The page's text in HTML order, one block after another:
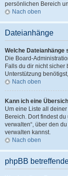
persönlichen Bereich
Nach oben
Dateianhänge
Welche Dateianhänge
Die Board-
Falls du dir nicht
Unterstützung
Nach oben
Kann ich eine
Um eine Liste all
Bereich. Dort findest du
verwalten“, über den
verwalten kannst.
Nach oben
phpBB